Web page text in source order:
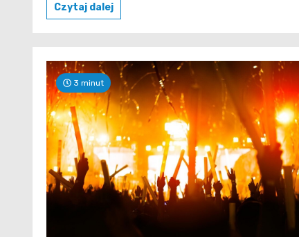
Czytaj dalej
3 minut